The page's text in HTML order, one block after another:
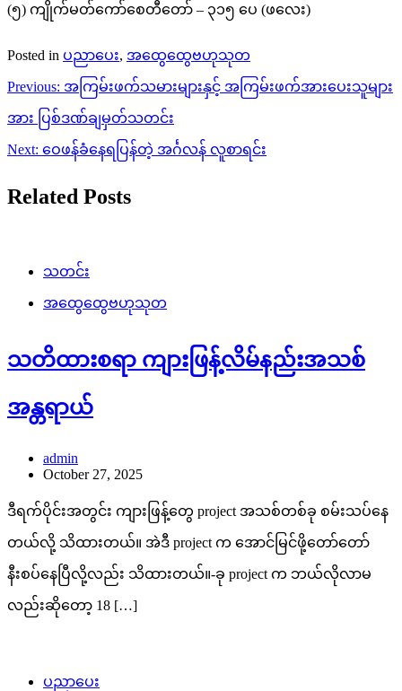
(၅) ကျိုက်မတ်ကော်စေတီတော် – ၃၁၅ ပေ (ဖလေး)
Posted in ပညာပေး, အထွေထွေဗဟုသုတ
Post
navigation
Previous: အကြမ်းဖက်သမားများနှင့် အကြမ်းဖက်အားပေးသူများ
အား ပြစ်ဒဏ်ချမှတ်သတင်း
Next: ဝေဖန်ခံ​နေရပြန်တဲ့ အင်္ဂလန် လူစာရင်း
Related Posts
သတင်း
အထွေထွေဗဟုသုတ
သတိထားစရာ ကျားဖြန့်လိမ်နည်းအသစ်
အန္တရာယ်
admin
October 27, 2025
ဒီရက်ပိုင်းအတွင်း ကျားဖြန့်တွေ project အသစ်တစ်ခု စမ်းသပ်နေ
တယ်လို့ သိထားတယ်။ အဲဒီ project က အောင်မြင်ဖို့တော်တော်
နီးစပ်နေပြီလို့လည်း သိထားတယ်။-ခု project က ဘယ်လိုလာမ
လည်းဆိုတော့ 18 […]
ပညာပေး